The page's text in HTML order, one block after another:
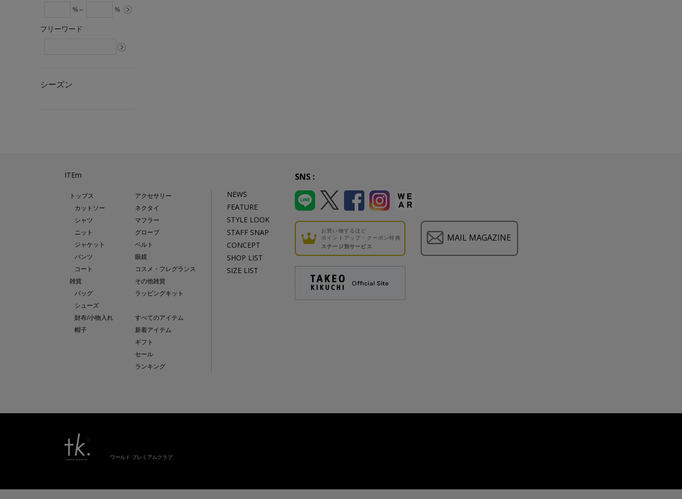
%～ %
フリーワード
シーズン
ITEm
トップス
カットソー
シャツ
ニット
ジャケット
パンツ
コート
雑貨
バッグ
シューズ
財布/小物入れ
帽子
アクセサリー
ネクタイ
マフラー
グローブ
ベルト
眼鏡
コスメ・フレグランス
その他雑貨
ラッピングキット
すべてのアイテム
新着アイテム
ギフト
セール
ランキング
NEWS
FEATURE
STYLE LOOK
STAFF SNAP
CONCEPT
SHOP LIST
SIZE LIST
SNS :
お買い物するほど
ポイントアップ・クーポン特典
ステージ別サービス
MAIL MAGAZINE
ワールド プレミアムクラブ